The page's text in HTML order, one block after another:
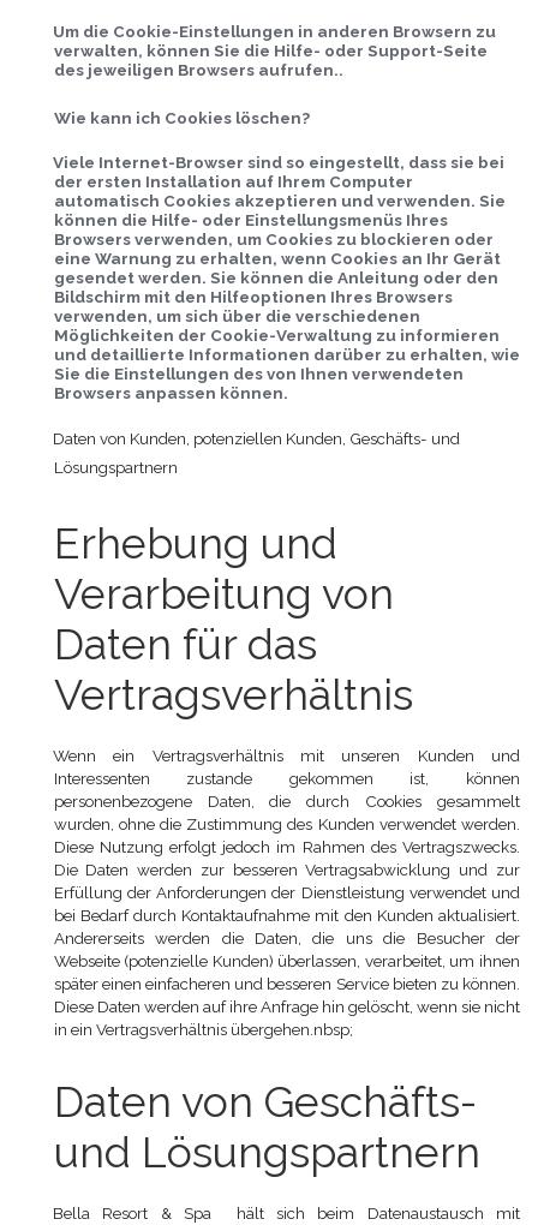
Um die Cookie-Einstellungen in anderen Browsern zu
verwalten, können Sie die Hilfe- oder Support-Seite
des jeweiligen Browsers aufrufen..
Wie kann ich Cookies löschen?
Viele Internet-Browser sind so eingestellt, dass sie bei
der ersten Installation auf Ihrem Computer
automatisch Cookies akzeptieren und verwenden. Sie
können die Hilfe- oder Einstellungsmenüs Ihres
Browsers verwenden, um Cookies zu blockieren oder
eine Warnung zu erhalten, wenn Cookies an Ihr Gerät
gesendet werden. Sie können die Anleitung oder den
Bildschirm mit den Hilfeoptionen Ihres Browsers
verwenden, um sich über die verschiedenen
Möglichkeiten der Cookie-Verwaltung zu informieren
und detaillierte Informationen darüber zu erhalten, wie
Sie die Einstellungen des von Ihnen verwendeten
Browsers anpassen können.
Daten von Kunden, potenziellen Kunden, Geschäfts- und
Lösungspartnern
Erhebung und
Verarbeitung von
Daten für das
Vertragsverhältnis
Wenn ein Vertragsverhältnis mit unseren Kunden und
Interessenten zustande gekommen ist, können
personenbezogene Daten, die durch Cookies gesammelt
wurden, ohne die Zustimmung des Kunden verwendet werden.
Diese Nutzung erfolgt jedoch im Rahmen des Vertragszwecks.
Die Daten werden zur besseren Vertragsabwicklung und zur
Erfüllung der Anforderungen der Dienstleistung verwendet und
bei Bedarf durch Kontaktaufnahme mit den Kunden aktualisiert.
Andererseits werden die Daten, die uns die Besucher der
Webseite (potenzielle Kunden) überlassen, verarbeitet, um ihnen
später einen einfacheren und besseren Service bieten zu können.
Diese Daten werden auf ihre Anfrage hin gelöscht, wenn sie nicht
in ein Vertragsverhältnis übergehen.nbsp;
Daten von Geschäfts-
und Lösungspartnern
Bella Resort & Spa hält sich beim Datenaustausch mit